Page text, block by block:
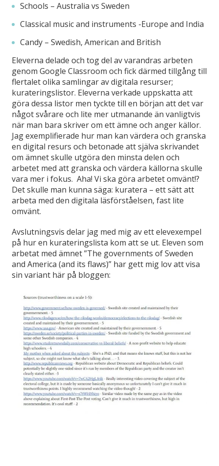
Schools – Australia vs Sweden
Classical music and instruments -Europe and India
Candy – Swedish, American and British
Eleverna delade och tog del av varandras arbeten
genom Google Classroom och fick därmed tillgång till
flertalet olika samlingar av digitala resurser;
kurateringslistor. Eleverna verkade uppskatta att
göra dessa listor men tyckte till en början att det var
något svårare och lite mer utmanande än vanligtvis
när man bara skriver om ett ämne och anger källor.
Jag exemplifierade hur man kan värdera och granska
en digital resurs och betonade att själva skrivandet
om ämnet skulle utgöra den minsta delen och
arbetet med att granska och värdera källorna skulle
vara mer i fokus. Aha! Vi ska göra arbetet omvänt!?
Det skulle man kunna säga: kuratera – ett sätt att
arbeta med den digitala läsförståelsen, fast lite
omvänt.
Avslutningsvis delar jag med mig av ett elevexempel
på hur en kurateringslista kom att se ut. Eleven som
arbetat med ämnet ”The governments of Sweden
and America (and its flaws)” har gett mig lov att visa
sin variant här på bloggen: